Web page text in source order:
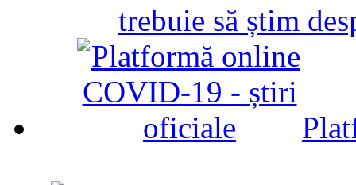
trebuie să știm